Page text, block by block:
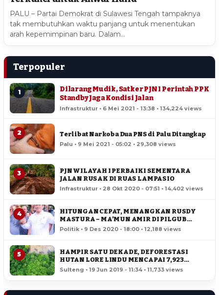
PALU – Partai Demokrat di Sulawesi Tengah tampaknya
tak membutuhkan waktu panjang untuk menentukan
arah kepemimpinan baru. Dalam…
Terpopuler
1
Dilarang Mudik, Satker PJN I Perintah PPK
Standby Jaga Kondisi Jalan
Infrastruktur • 6 Mei 2021 - 13:38 • 134,224 views
2 Terlibat Narkoba Dua PNS di Palu Ditangkap
Palu • 9 Mei 2021 - 05:02 • 29,308 views
3
PJN WILAYAH I PERBAIKI SEMENTARA
JALAN RUSAK DI RUAS LAMPASIO
Infrastruktur • 28 Okt 2020 - 07:51 • 14,402 views
4
HITUNGAN CEPAT, MENANGKAN RUSDY
MASTURA – MA’MUN AMIR DI PILGUB
SULTENG
Politik • 9 Des 2020 - 18:00 • 12,188 views
5
HAMPIR SATU DEKADE, DEFORESTASI
HUTAN LORE LINDU MENCAPAI 7,923
HEKTAR
Sulteng • 19 Jun 2019 - 11:34 • 11,733 views